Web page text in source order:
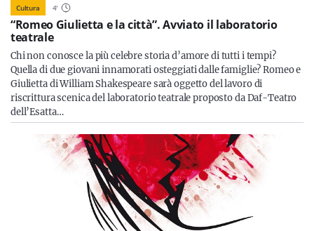
Cultura 4'
“Romeo Giulietta e la città”. Avviato il laboratorio
teatrale
Chi non conosce la più celebre storia d’amore di tutti i tempi?
Quella di due giovani innamorati osteggiati dalle famiglie? Romeo e
Giulietta di William Shakespeare sarà oggetto del lavoro di
riscrittura scenica del laboratorio teatrale proposto da Daf-Teatro
dell’Esatta…